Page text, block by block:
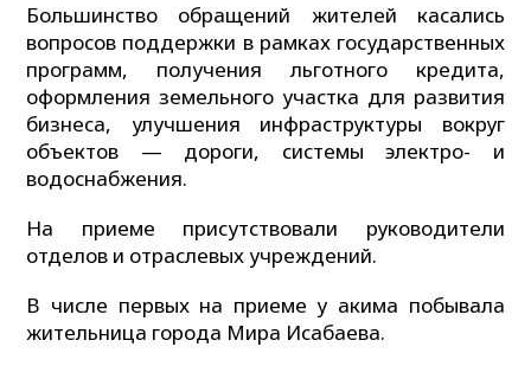
Большинство обращений жителей касались
вопросов поддержки в рамках государственных
программ, получения льготного кредита,
оформления земельного участка для развития
бизнеса, улучшения инфраструктуры вокруг
объектов — дороги, системы электро- и
водоснабжения.
На приеме присутствовали руководители
отделов и отраслевых учреждений.
В числе первых на приеме у акима побывала
жительница города Мира Исабаева.